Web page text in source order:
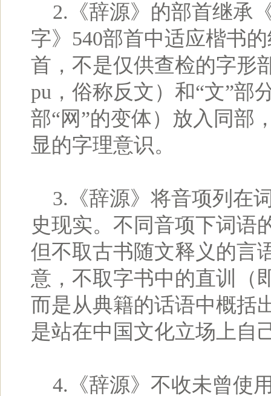
2.《辞源》的部首继承
字》540部首中适应楷书
首，不是仅供查检的字形
pu，俗称反文）和“文”部
部“网”的变体）放入同部
显的字理意识。
3.《辞源》将音项列在
史现实。不同音项下词语
但不取古书随文释义的言
意，不取字书中的直训（
而是从典籍的话语中概括
是站在中国文化立场上自
4.《辞源》不收未曾使